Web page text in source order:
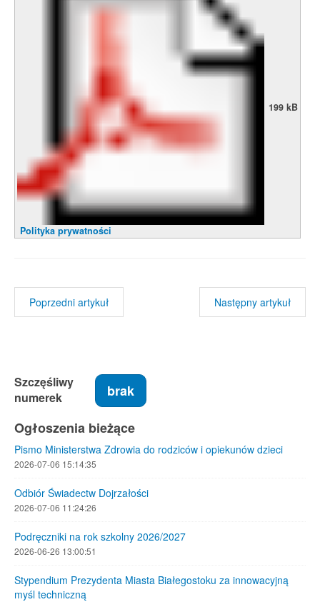
Polityka prywatności
199 kB
Poprzedni artykuł Następny artykuł
Szczęśliwy
numerek
brak
Ogłoszenia bieżące
Pismo Ministerstwa Zdrowia do rodziców i opiekunów dzieci
2026-07-06 15:14:35
Odbiór Świadectw Dojrzałości
2026-07-06 11:24:26
Podręczniki na rok szkolny 2026/2027
2026-06-26 13:00:51
Stypendium Prezydenta Miasta Białegostoku za innowacyjną
myśl techniczną